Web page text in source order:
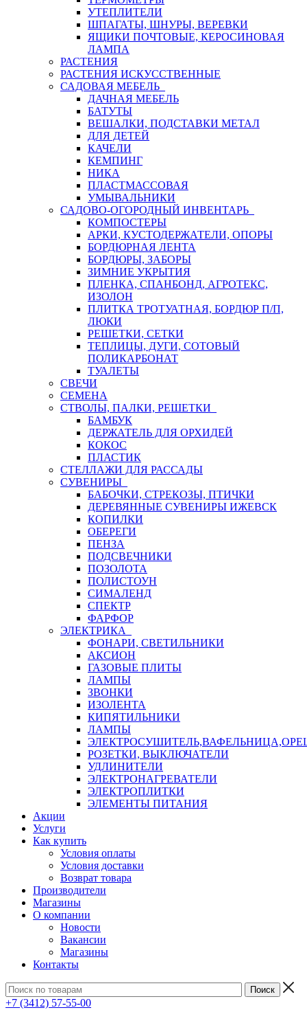
УТЕПЛИТЕЛИ
ШПАГАТЫ, ШНУРЫ, ВЕРЕВКИ
ЯЩИКИ ПОЧТОВЫЕ, КЕРОСИНОВАЯ
ЛАМПА
РАСТЕНИЯ
РАСТЕНИЯ ИСКУССТВЕННЫЕ
САДОВАЯ МЕБЕЛЬ
ДАЧНАЯ МЕБЕЛЬ
БАТУТЫ
ВЕШАЛКИ, ПОДСТАВКИ МЕТАЛ
ДЛЯ ДЕТЕЙ
КАЧЕЛИ
КЕМПИНГ
НИКА
ПЛАСТМАССОВАЯ
УМЫВАЛЬНИКИ
САДОВО-ОГОРОДНЫЙ ИНВЕНТАРЬ
КОМПОСТЕРЫ
АРКИ, КУСТОДЕРЖАТЕЛИ, ОПОРЫ
БОРДЮРНАЯ ЛЕНТА
БОРДЮРЫ, ЗАБОРЫ
ЗИМНИЕ УКРЫТИЯ
ПЛЕНКА, СПАНБОНД, АГРОТЕКС,
ИЗОЛОН
ПЛИТКА ТРОТУАТНАЯ, БОРДЮР П/П,
ЛЮКИ
РЕШЕТКИ, СЕТКИ
ТЕПЛИЦЫ, ДУГИ, СОТОВЫЙ
ПОЛИКАРБОНАТ
ТУАЛЕТЫ
СВЕЧИ
СЕМЕНА
СТВОЛЫ, ПАЛКИ, РЕШЕТКИ
БАМБУК
ДЕРЖАТЕЛЬ ДЛЯ ОРХИДЕЙ
КОКОС
ПЛАСТИК
СТЕЛЛАЖИ ДЛЯ РАССАДЫ
СУВЕНИРЫ
БАБОЧКИ, СТРЕКОЗЫ, ПТИЧКИ
ДЕРЕВЯННЫЕ СУВЕНИРЫ ИЖЕВСК
КОПИЛКИ
ОБЕРЕГИ
ПЕНЗА
ПОДСВЕЧНИКИ
ПОЗОЛОТА
ПОЛИСТОУН
СИМАЛЕНД
СПЕКТР
ФАРФОР
ЭЛЕКТРИКА
ФОНАРИ, СВЕТИЛЬНИКИ
АКСИОН
ГАЗОВЫЕ ПЛИТЫ
ЛАМПЫ
ЗВОНКИ
ИЗОЛЕНТА
КИПЯТИЛЬНИКИ
ЛАМПЫ
РОЗЕТКИ, ВЫКЛЮЧАТЕЛИ
УДЛИНИТЕЛИ
ЭЛЕКТРОНАГРЕВАТЕЛИ
ЭЛЕКТРОПЛИТКИ
ЭЛЕМЕНТЫ ПИТАНИЯ
Акции
Услуги
Как купить
Условия оплаты
Условия доставки
Возврат товара
Производители
Магазины
О компании
Новости
Вакансии
Магазины
Контакты
+7 (3412) 57-55-00